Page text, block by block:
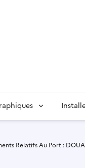
Relatifs Au Port :